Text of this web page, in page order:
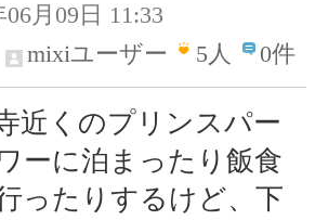
06月09日 11:33
mixiユーザー
5人 0件
近くのプリンスパー
ーに泊まったり飯食
ったりするけど、下